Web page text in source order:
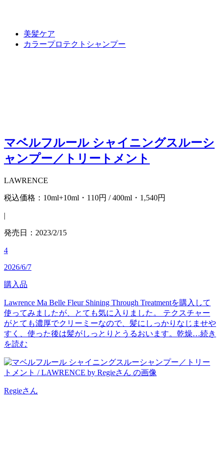
美髪ケア
カラープロテクトシャンプー
マベルフルール シャイニングスルーシ
ャンプー／トリートメント
LAWRENCE
税込価格：10ml+10ml・110円 / 400ml・1,540円
|
発売日：2023/2/15
4
2026/6/7
購入品
Lawrence Ma Belle Fleur Shining Through Treatmentを購入して
使ってみましたが、とても気に入りました。 テクスチャー
がとても濃厚でクリーミーなので、髪にしっかりなじませや
すく、使った後は髪がしっとりとうるおいます。乾燥…続き
を読む
Regieさん